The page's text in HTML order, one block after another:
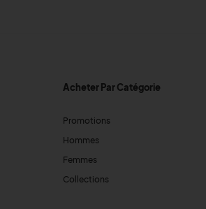
Acheter Par Catégorie
Promotions
Hommes
Femmes
Collections